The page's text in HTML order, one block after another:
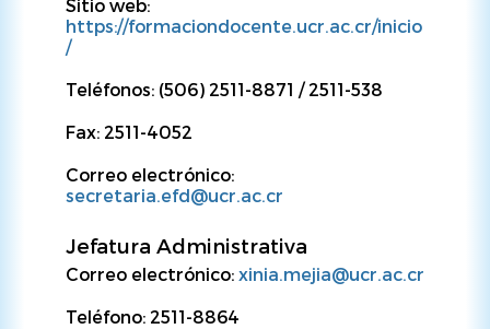
Sitio web:
https://formaciondocente.ucr.ac.cr/inicio
/
Teléfonos: (506) 2511-8871 / 2511-538
Fax: 2511-4052
Correo electrónico:
secretaria.efd@ucr.ac.cr
Jefatura Administrativa
Correo electrónico: xinia.mejia@ucr.ac.cr
Teléfono: 2511-8864